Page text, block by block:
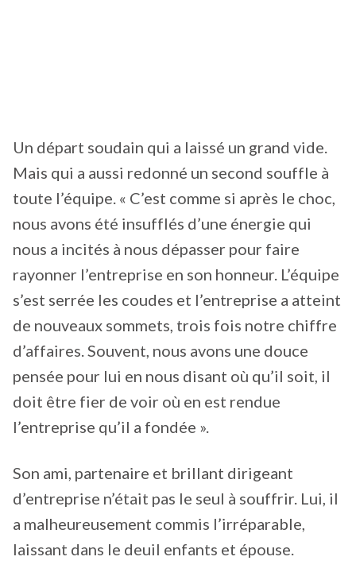
Un départ soudain qui a laissé un grand vide.
Mais qui a aussi redonné un second souffle à
toute l’équipe. « C’est comme si après le choc,
nous avons été insufflés d’une énergie qui
nous a incités à nous dépasser pour faire
rayonner l’entreprise en son honneur. L’équipe
s’est serrée les coudes et l’entreprise a atteint
de nouveaux sommets, trois fois notre chiffre
d’affaires. Souvent, nous avons une douce
pensée pour lui en nous disant où qu’il soit, il
doit être fier de voir où en est rendue
l’entreprise qu’il a fondée ».
Son ami, partenaire et brillant dirigeant
d’entreprise n’était pas le seul à souffrir. Lui, il
a malheureusement commis l’irréparable,
laissant dans le deuil enfants et épouse.